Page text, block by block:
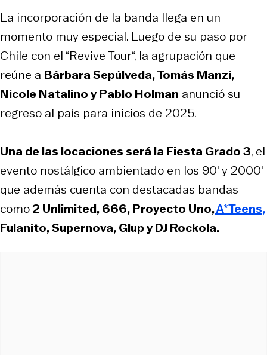
La incorporación de la banda llega en un
momento muy especial. Luego de su paso por
Chile con el “Revive Tour“, la agrupación que
reúne a Bárbara Sepúlveda, Tomás Manzi,
Nicole Natalino y Pablo Holman anunció su
regreso al país para inicios de 2025.
Una de las locaciones será la Fiesta Grado 3, el
evento nostálgico ambientado en los 90′ y 2000′
que además cuenta con destacadas bandas
como2 Unlimited, 666, Proyecto Uno,A*Teens,
Fulanito, Supernova, Glup y DJ Rockola.